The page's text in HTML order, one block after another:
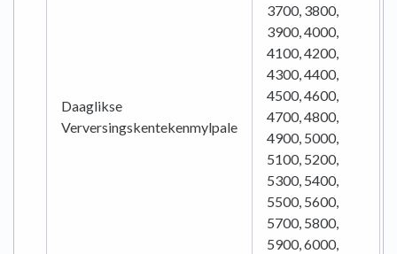
Daaglikse
Verversingskentekenmylpale
3700, 3800,
3900, 4000,
4100, 4200,
4300, 4400,
4500, 4600,
4700, 4800,
4900, 5000,
5100, 5200,
5300, 5400,
5500, 5600,
5700, 5800,
5900, 6000,